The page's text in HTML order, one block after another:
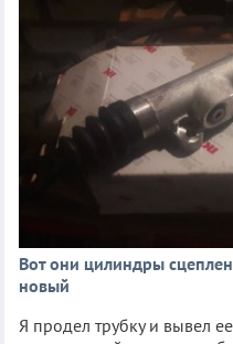
Вот они цилиндры
новый
Я продел трубку и вывел